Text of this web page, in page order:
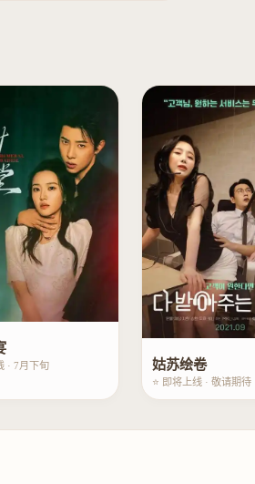
· 7月下旬 姑苏绘卷
⭐ 即将上线 · 敬请期待